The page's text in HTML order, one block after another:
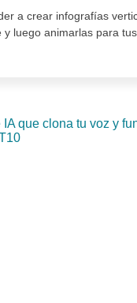
a crear infografías
y luego animarlas para